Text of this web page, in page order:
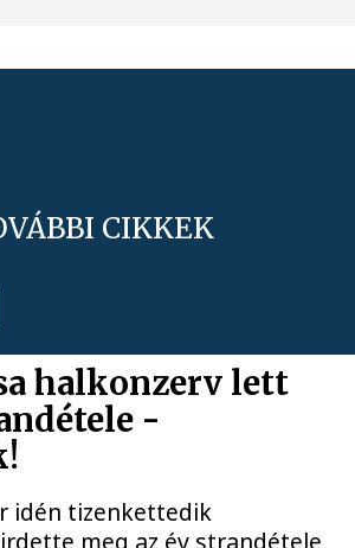
CIKKEK
halkonzerv lett
-
idén tizenkettedik
meg az év strandétele